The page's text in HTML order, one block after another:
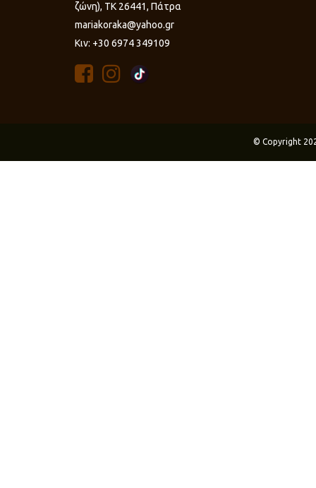
ζώνη), ΤΚ 26441, Πάτρα
mariakoraka@yahoo.gr
Κιν: +30 6974 349109
© Copyright